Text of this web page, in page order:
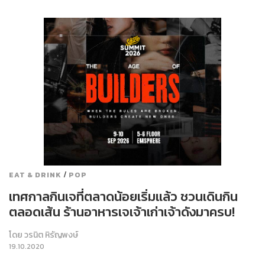
EAT & DRINK / POP
เทศกาลกินเจที่ตลาดน้อยเริ่มแล้ว ชวนเดินกิน
ตลอดเส้น ร้านอาหารเจเจ้าเก่าเจ้าดังมาครบ!
โดยวรนิต หิรัญพงษ์
19.10.2020